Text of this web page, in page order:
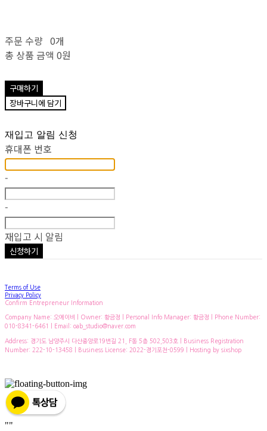
주문 수량 0개
총 상품 금액 0원
구매하기
장바구니에 담기
재입고 알림 신청
휴대폰 번호
-
-
재입고 시 알림
신청하기
Terms of Use
Privacy Policy
Confirm Entrepreneur Information
Company Name: 오에이비 | Owner: 황금정 | Personal Info Manager: 황금정 | Phone Number:
010-8341-6461 | Email: oab_studio@naver.com
Address: 경기도 남양주시 다산중앙로19번길 21, F동 5층 502,503호 | Business Registration
Number: 222-10-13458 | Business License: 2022-경기포천-0599 | Hosting by sixshop
""